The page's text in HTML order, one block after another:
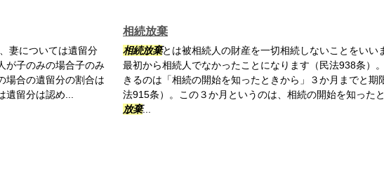
妻については遺留分
が子のみの場合子のみ
場合の遺留分の割合は
遺留分は認め...
相続放棄
相続放棄とは被相続人の財産を一切相続しないことをいい
最初から相続人でなかったことになります（民法938条）。
きるのは「相続の開始を知ったときから」３か月までと期
法915条）。この３か月というのは、相続の開始を知った
放棄...